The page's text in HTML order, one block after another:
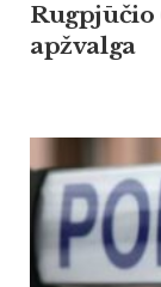
Rugpjūčio
apžvalga